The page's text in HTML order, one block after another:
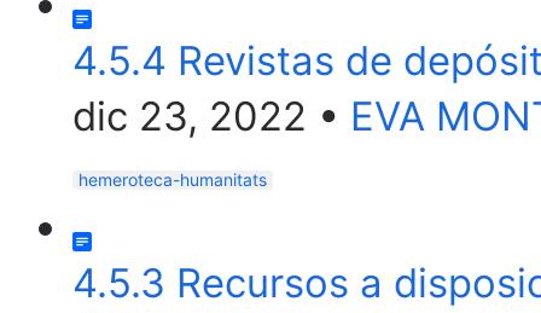
4.5.4 Revistas de
dic 23, 2022 • EVA
hemeroteca-humanitats
4.5.3 Recursos a